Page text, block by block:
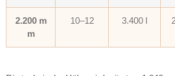
2.200 m
m
10–12 3.400 l